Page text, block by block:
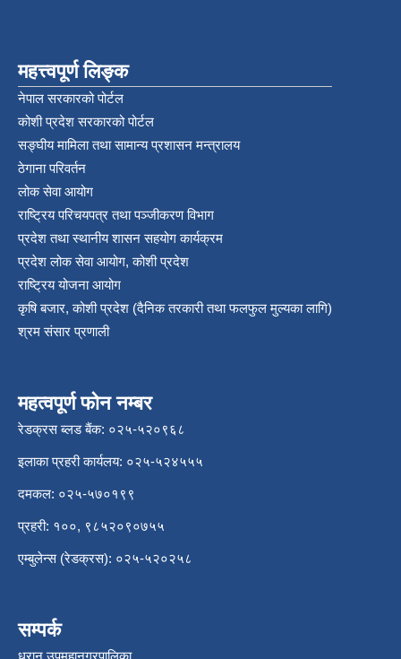
महत्त्वपूर्ण लिङ्क
नेपाल सरकारको पोर्टल
कोशी प्रदेश सरकारको पोर्टल
सङ्‍घीय मामिला तथा सामान्य प्रशासन मन्त्रालय
ठेगाना परिवर्तन
लोक सेवा आयोग
राष्ट्रिय परिचयपत्र तथा पञ्‍जीकरण विभाग
प्रदेश तथा स्थानीय शासन सहयोग कार्यक्रम
प्रदेश लोक सेवा आयोग, कोशी प्रदेश
राष्ट्रिय योजना आयोग
कृषि बजार, कोशी प्रदेश (दैनिक तरकारी तथा फलफुल मुल्यका लागि)
श्रम संसार प्रणाली
महत्वपूर्ण फोन नम्बर
रेडक्रस ब्लड बैंक: ०२५-५२०९६८
इलाका प्रहरी कार्यलय: ०२५-५२४५५५
दमकल: ०२५-५७०१९९
प्रहरी: १००, ९८५२०९०७५५
एम्बुलेन्स (रेडक्रस): ०२५-५२०२५८
सम्पर्क